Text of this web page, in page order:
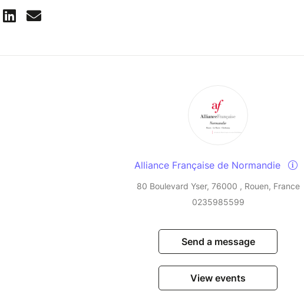
Alliance Française de Normandie
80 Boulevard Yser, 76000 , Rouen, France
0235985599
Send a message
View events